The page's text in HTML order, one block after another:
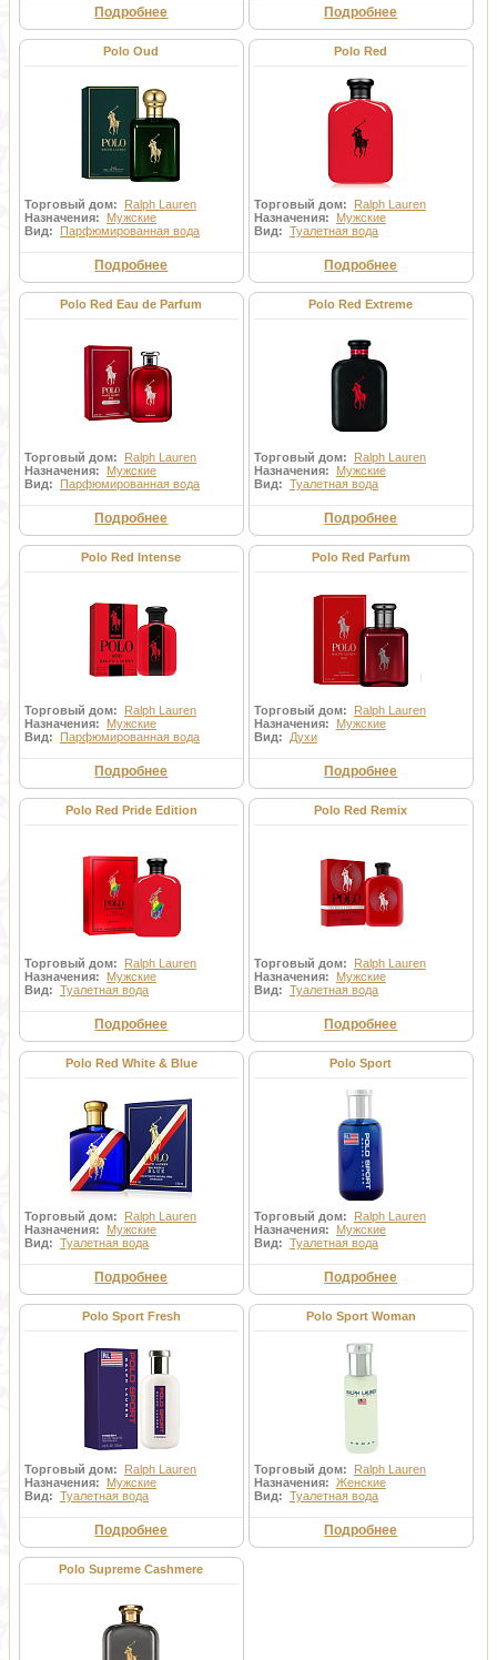
Подробнее Подробнее
Polo Oud
Торговый дом: Ralph Lauren
Назначения: Мужские
Вид: Парфюмированная вода
Подробнее
Polo Red
Торговый дом: Ralph Lauren
Назначения: Мужские
Вид: Туалетная вода
Подробнее
Polo Red Eau de Parfum
Торговый дом: Ralph Lauren
Назначения: Мужские
Вид: Парфюмированная вода
Подробнее
Polo Red Extreme
Торговый дом: Ralph Lauren
Назначения: Мужские
Вид: Туалетная вода
Подробнее
Polo Red Intense
Торговый дом: Ralph Lauren
Назначения: Мужские
Вид: Парфюмированная вода
Подробнее
Polo Red Parfum
Торговый дом: Ralph Lauren
Назначения: Мужские
Вид: Духи
Подробнее
Polo Red Pride Edition
Торговый дом: Ralph Lauren
Назначения: Мужские
Вид: Туалетная вода
Подробнее
Polo Red Remix
Торговый дом: Ralph Lauren
Назначения: Мужские
Вид: Туалетная вода
Подробнее
Polo Red White & Blue
Торговый дом: Ralph Lauren
Назначения: Мужские
Вид: Туалетная вода
Подробнее
Polo Sport
Торговый дом: Ralph Lauren
Назначения: Мужские
Вид: Туалетная вода
Подробнее
Polo Sport Fresh
Торговый дом: Ralph Lauren
Назначения: Мужские
Вид: Туалетная вода
Подробнее
Polo Sport Woman
Торговый дом: Ralph Lauren
Назначения: Женские
Вид: Туалетная вода
Подробнее
Polo Supreme Cashmere